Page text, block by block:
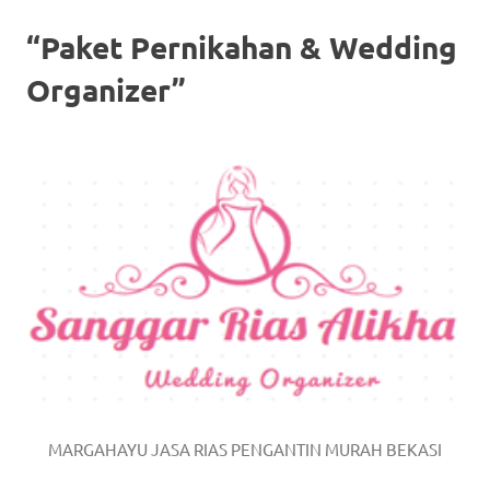
To
learn
https://www.watchesb.com
these
“Paket Pernikahan & Wedding
Organizer”
MARGAHAYU JASA RIAS PENGANTIN MURAH BEKASI